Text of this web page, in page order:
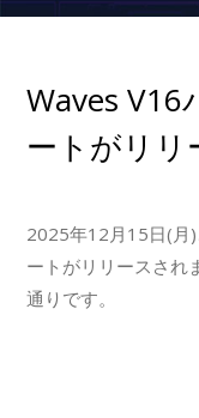
Waves
ートがリリ
2025年12月15日(月
ートがリリースされ
通りです。